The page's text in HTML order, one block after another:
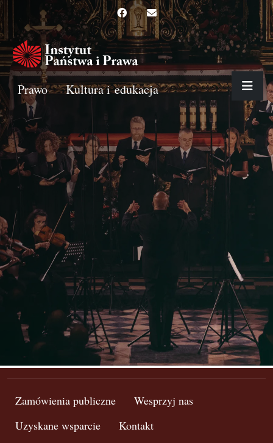
Prawo Kultura i edukacja
Zamówienia publiczne
Wesprzyj nas
Uzyskane wsparcie
Kontakt